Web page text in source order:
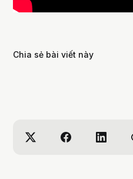
Chia sẻ bài viết này